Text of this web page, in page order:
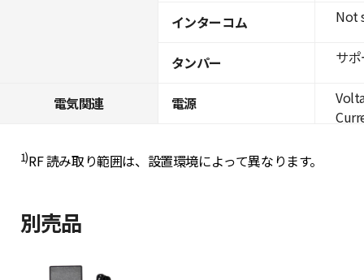
インターコム
タンパー
電気関連 電源
Not
サ
1)RF 読み取り範囲は、設置環境によって異なります。
別売品